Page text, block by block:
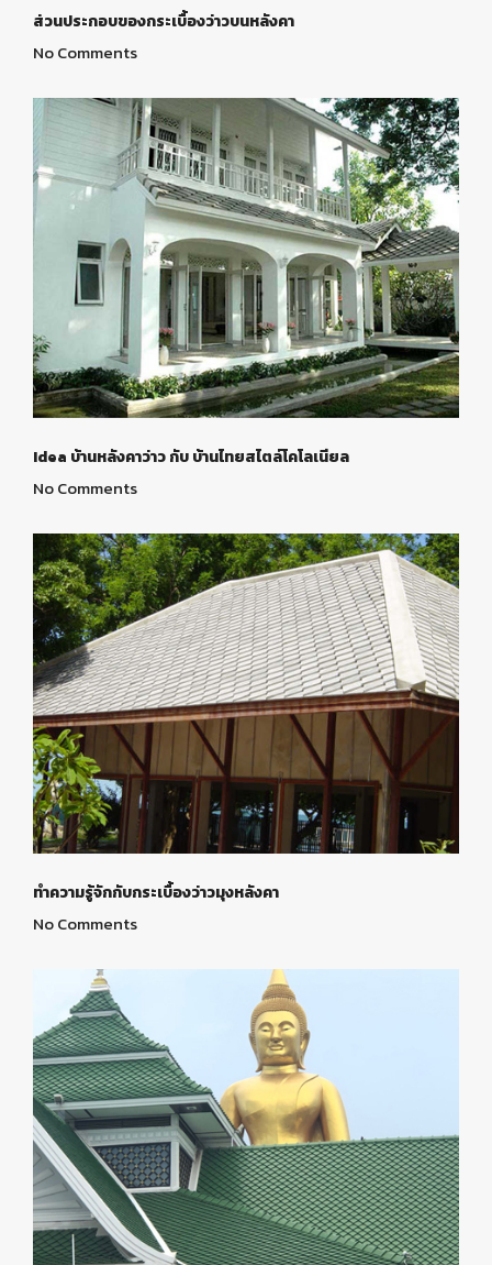
ส่วนประกอบของกระเบื้องว่าวบนหลังคา
No Comments
Idea บ้านหลังคาว่าว กับ บ้านไทยสไตล์โคโลเนียล
No Comments
ทำความรู้จักกับกระเบื้องว่าวมุงหลังคา
No Comments